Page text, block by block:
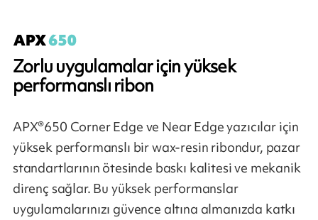
Zorlu uygulamalar için yüksek
performanslı ribon
APX®650 Corner Edge ve Near Edge yazıcılar için
yüksek performanslı bir wax-resin ribondur, pazar
standartlarının ötesinde baskı kalitesi ve mekanik
direnç sağlar. Bu yüksek performanslar
uygulamalarınızı güvence altına almanızda katkı